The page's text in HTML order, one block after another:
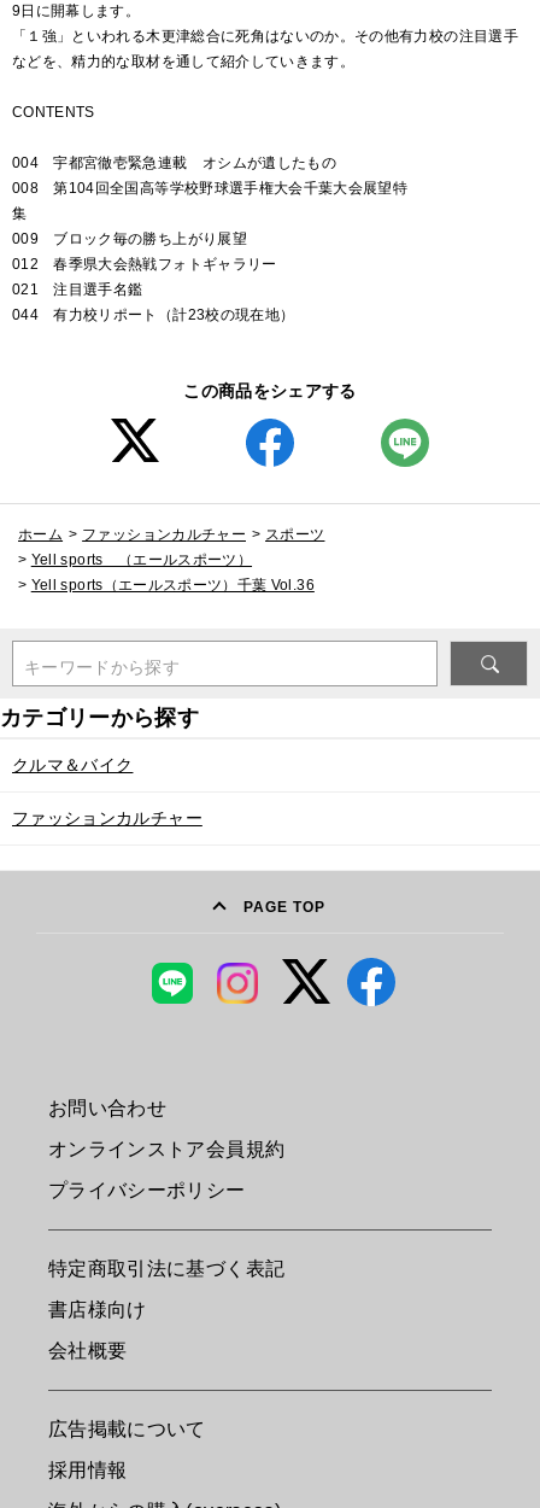
9日に開幕します。
「１強」といわれる木更津総合に死角はないのか。その他有力校の注目選手
などを、精力的な取材を通して紹介していきます。
CONTENTS
004 宇都宮徹壱緊急連載 オシムが遺したもの
008 第104回全国高等学校野球選手権大会千葉大会展望特
集
009 ブロック毎の勝ち上がり展望
012 春季県大会熱戦フォトギャラリー
021 注目選手名鑑
044 有力校リポート（計23校の現在地）
この商品をシェアする
ホーム > ファッションカルチャー > スポーツ
> Yell sports （エールスポーツ）
> Yell sports（エールスポーツ）千葉 Vol.36
キーワードから探す
クルマ＆バイク
ファッションカルチャー
PAGE TOP
お問い合わせ
オンラインストア会員規約
プライバシーポリシー
特定商取引法に基づく表記
書店様向け
会社概要
広告掲載について
採用情報